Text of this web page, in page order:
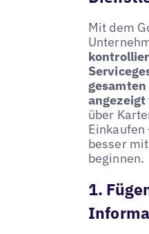
Mit dem
über
besser
beginnen.
1.